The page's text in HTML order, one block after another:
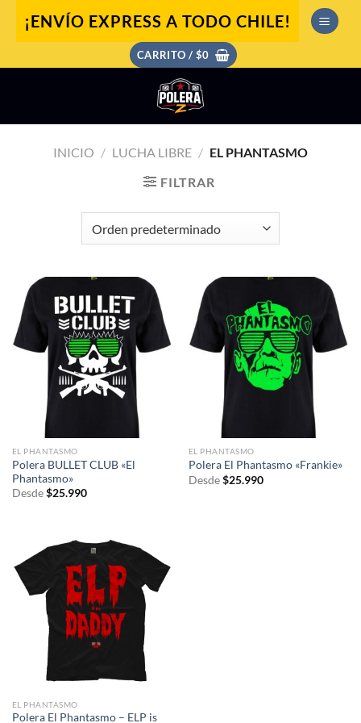
¡ENVÍO EXPRESS A TODO CHILE!
CARRITO / $0
INICIO / LUCHA LIBRE / EL PHANTASMO
FILTRAR
EL PHANTASMO
Polera BULLET CLUB «El
Phantasmo»
Desde $25.990
EL PHANTASMO
Polera El Phantasmo «Frankie»
Desde $25.990
EL PHANTASMO
Polera El Phantasmo – ELP is